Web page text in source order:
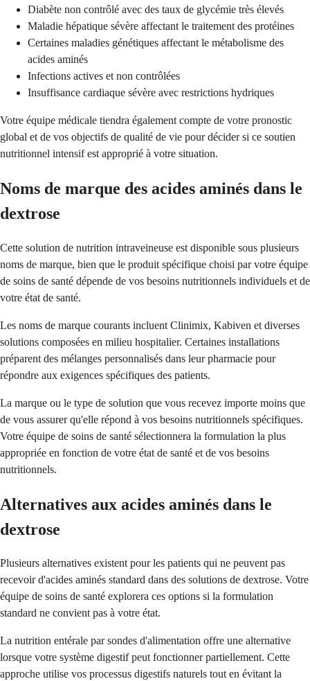
Diabète non contrôlé avec des taux de glycémie très élevés
Maladie hépatique sévère affectant le traitement des protéines
Certaines maladies génétiques affectant le métabolisme des
acides aminés
Infections actives et non contrôlées
Insuffisance cardiaque sévère avec restrictions hydriques
Votre équipe médicale tiendra également compte de votre pronostic
global et de vos objectifs de qualité de vie pour décider si ce soutien
nutritionnel intensif est approprié à votre situation.
Noms de marque des acides aminés dans le
dextrose
Cette solution de nutrition intraveineuse est disponible sous plusieurs
noms de marque, bien que le produit spécifique choisi par votre équipe
de soins de santé dépende de vos besoins nutritionnels individuels et de
votre état de santé.
Les noms de marque courants incluent Clinimix, Kabiven et diverses
solutions composées en milieu hospitalier. Certaines installations
préparent des mélanges personnalisés dans leur pharmacie pour
répondre aux exigences spécifiques des patients.
La marque ou le type de solution que vous recevez importe moins que
de vous assurer qu'elle répond à vos besoins nutritionnels spécifiques.
Votre équipe de soins de santé sélectionnera la formulation la plus
appropriée en fonction de votre état de santé et de vos besoins
nutritionnels.
Alternatives aux acides aminés dans le
dextrose
Plusieurs alternatives existent pour les patients qui ne peuvent pas
recevoir d'acides aminés standard dans des solutions de dextrose. Votre
équipe de soins de santé explorera ces options si la formulation
standard ne convient pas à votre état.
La nutrition entérale par sondes d'alimentation offre une alternative
lorsque votre système digestif peut fonctionner partiellement. Cette
approche utilise vos processus digestifs naturels tout en évitant la